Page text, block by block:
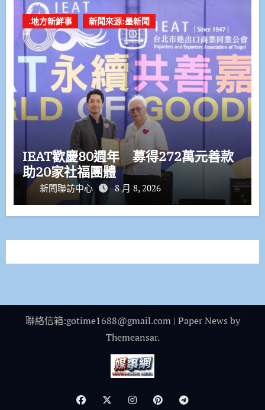
.地方新鮮事 新聞來源:墨新聞
IEAT歡慶80週年 募得272萬元善款
助20家社福團體
新聞聯訪中心 8 月 8, 2026
聯絡信箱:gotime1688@gmail.com | Paper News by
Themeansar.